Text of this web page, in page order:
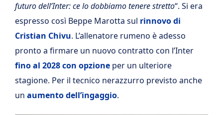
futuro dell’Inter: ce lo dobbiamo tenere stretto“. Si era
espresso così Beppe Marotta sul rinnovo di
Cristian Chivu. L’allenatore rumeno è adesso
pronto a firmare un nuovo contratto con l’Inter
fino al 2028 con opzione per un ulteriore
stagione. Per il tecnico nerazzurro previsto anche
un aumento dell’ingaggio.